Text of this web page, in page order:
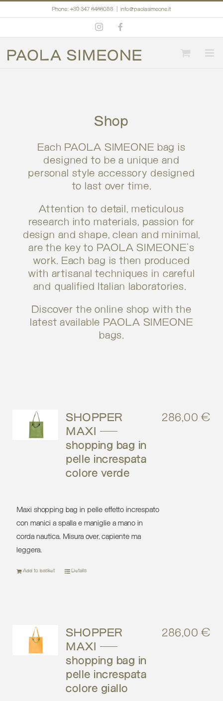
to
Phone: +39 347 6466088 info@paolasimeone.it
Instagram
Shop
Each PAOLA SIMEONE bag is
designed to be a unique and
personal style accessory designed
to last over time.
Attention to detail, meticulous
research into materials, passion for
design and shape, clean and minimal,
are the key to PAOLA SIMEONE's
work. Each bag is then produced
with artisanal techniques in careful
and qualified Italian laboratories.
Discover the online shop with the
latest available PAOLA SIMEONE
bags.
SHOPPER
MAXI –
shopping bag in
pelle increspata
colore verde
286,00€
Maxi shopping bag in pelle effetto increspato
con manici a spalla e maniglie a mano in
corda nautica. Misura over, capiente ma
leggera.
Add to basket Details
SHOPPER
MAXI –
shopping bag in
pelle increspata
colore giallo
286,00€